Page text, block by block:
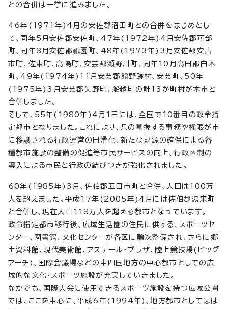
との合併は一挙に進みました。
46年(1971年)4月の安佐郡沼田町との合併をはじめとし
て、同年5月安佐郡安佐町、47年(1972年)4月安佐郡可部
町、同年8月安佐郡祇園町、48年(1973年)3月安佐郡安古
市町、佐東町、高陽町、安芸郡瀬野川町、同年10月高田郡白木
町、49年(1974年)11月安芸郡熊野跡村、安芸町、50年
(1975年)3月安芸郡矢野町、船越町の計13か町村が本市と
合併しました。
そして、55年(1980年)4月1日には、全国で10番目の政令指
定都市となりました。これにより、県の掌握する事務や権限が市
に移譲される行政運営の円滑化、新たな財源の確保による各
種都市施設の整備の促進等市民サービスの向上、行政区制の
導入による市民と行政の結びつきが強化されました。
60年(1985年)3月、佐伯郡五日市町と合併、人口は100万
人を超えました。平成17年(2005年)4月には佐伯郡湯来町
と合併し、現在人口118万人を超える都市となっています。
政令指定都市移行後、広域生活圏の住民に供する、スポーツセ
ンター、図書館、文化センターが各区に順次整備され、さらに郷
土資料館、現代美術館、アステール・プラザ、陸上競技場(ビッグ
アーチ)、国際会議場などの中四国地方の中心都市としての広
域的な文化・スポーツ施設が充実していきました。
なかでも、国際大会に使用できるスポーツ施設を持つ広域公園
では、ここを中心に、平成6年(1994年)、地方都市としてはは